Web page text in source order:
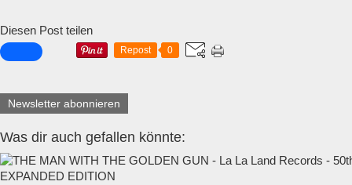
Diesen Post teilen
Repost 0
Newsletter abonnieren
Was dir auch gefallen könnte: